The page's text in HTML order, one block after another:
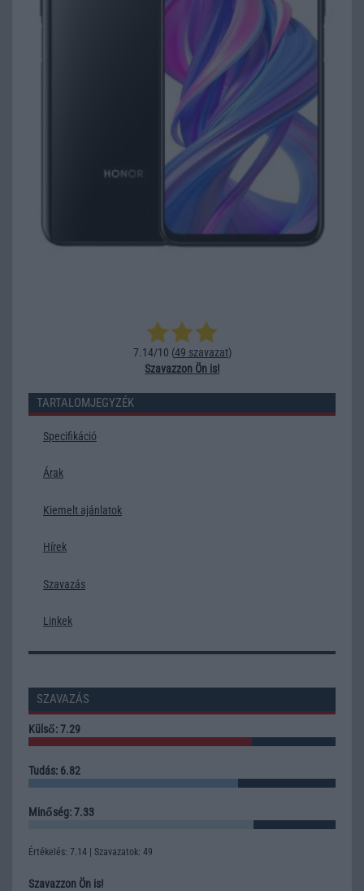
7.14/10 (49 szavazat)
Szavazzon Ön is!
TARTALOMJEGYZÉK
Specifikáció
Árak
Kiemelt ajánlatok
Hírek
Szavazás
Linkek
SZAVAZÁS
Külső: 7.29
Tudás: 6.82
Minőség: 7.33
Értékelés: 7.14 | Szavazatok: 49
Szavazzon Ön is!